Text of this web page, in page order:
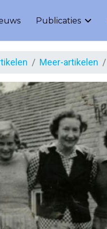
Publicaties
Meer-artikelen